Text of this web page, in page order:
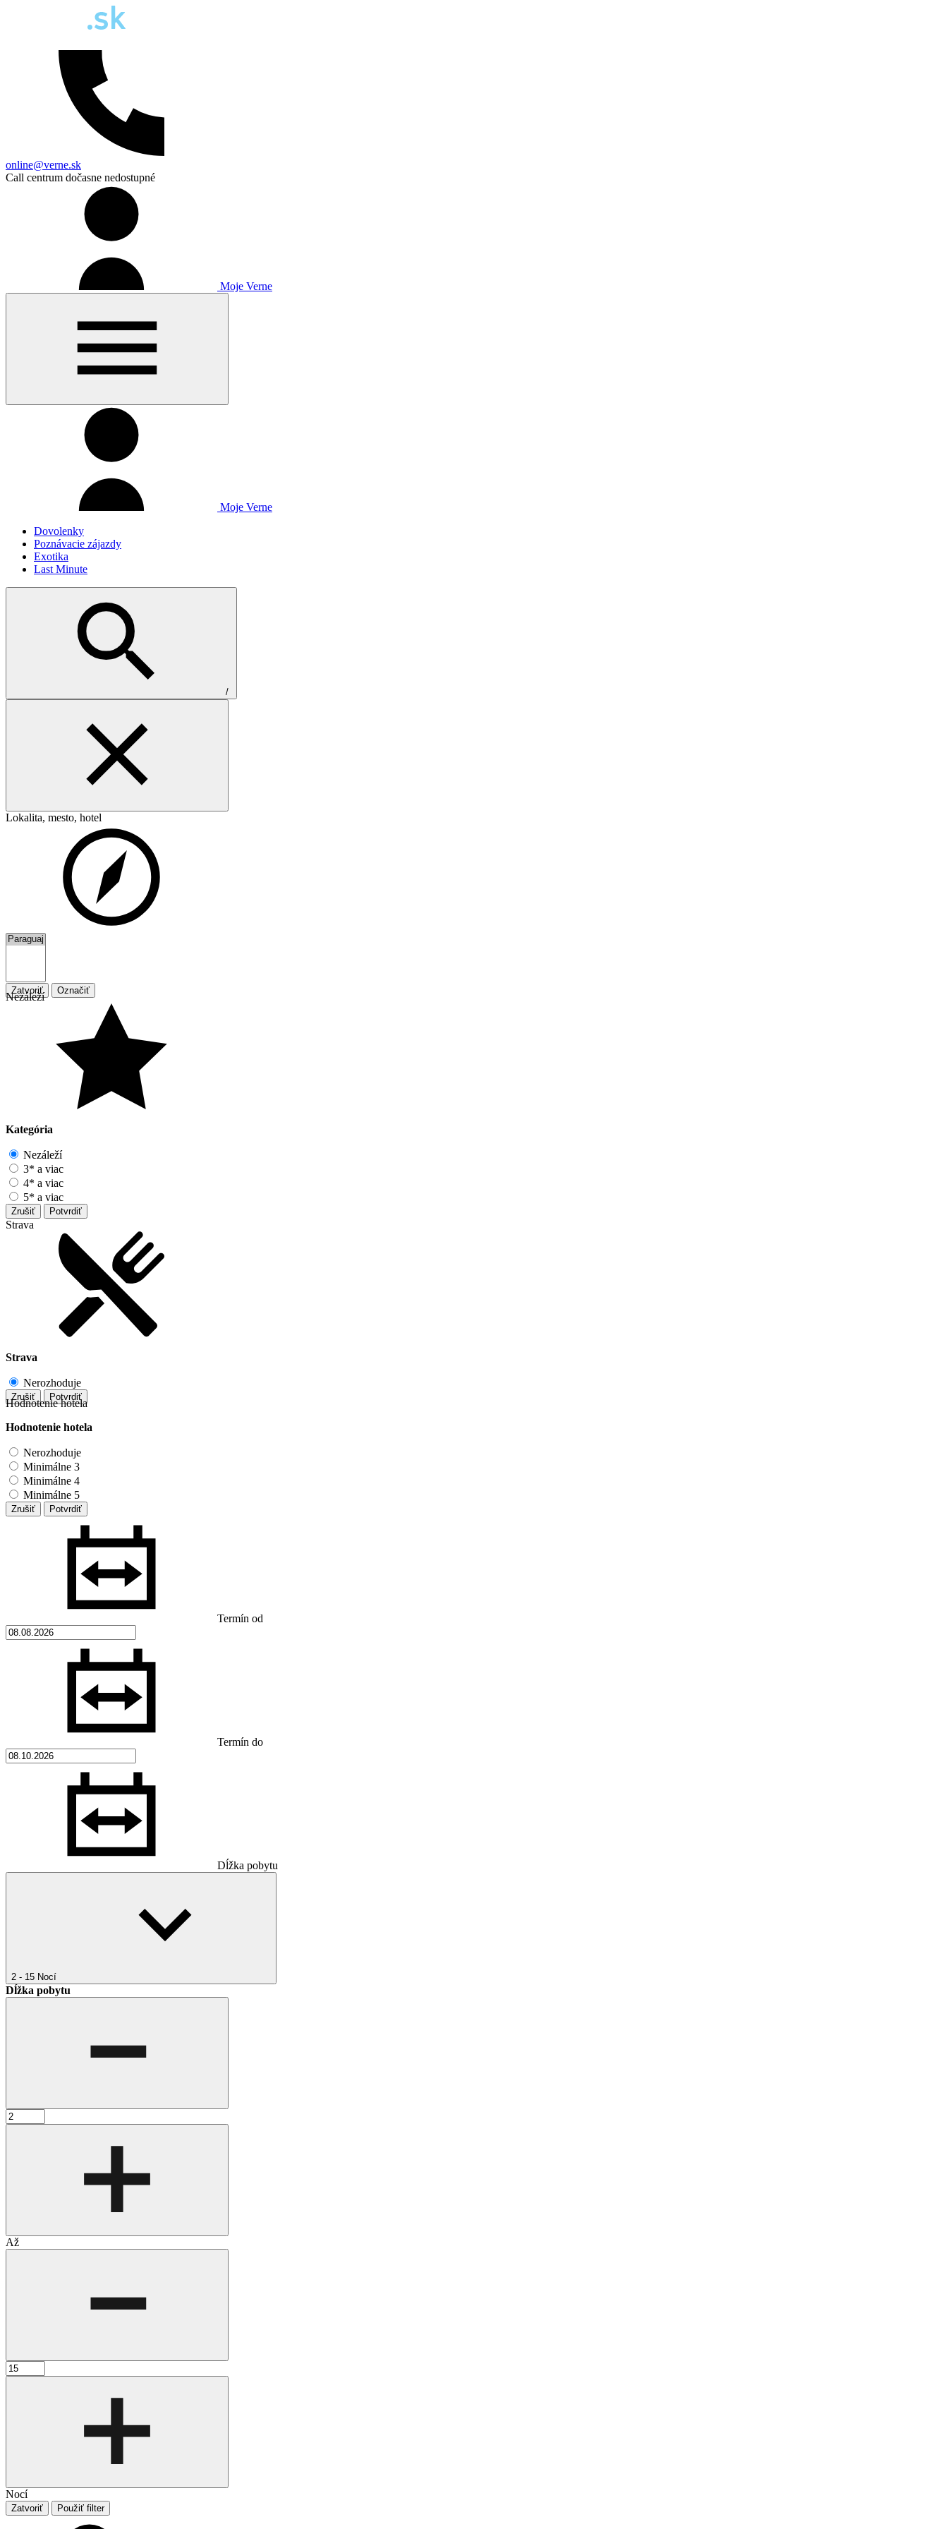
online@verne.sk
Call centrum dočasne nedostupné
Moje Verne
Moje Verne
Dovolenky
Poznávacie zájazdy
Exotika
Last Minute
/
Lokalita, mesto, hotel
Zatvoriť Označiť
Nezáleží
Kategória
Nezáleží
3* a viac
4* a viac
5* a viac
Zrušiť Potvrdiť
Strava
Strava
Nerozhoduje
Zrušiť Potvrdiť
Hodnotenie hotela
Hodnotenie hotela
Nerozhoduje
Minimálne 3
Minimálne 4
Minimálne 5
Zrušiť Potvrdiť
Termín od
Termín do
Dĺžka pobytu
2 - 15 Nocí
Dĺžka pobytu
Až
Nocí
Zatvoriť Použiť filter